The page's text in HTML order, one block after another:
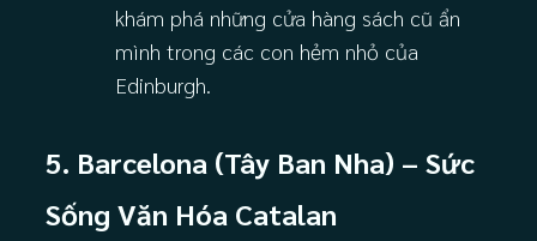
khám phá những cửa hàng sách cũ ẩn
mình trong các con hẻm nhỏ của
Edinburgh.
5. Barcelona (Tây Ban Nha) – Sức
Sống Văn Hóa Catalan